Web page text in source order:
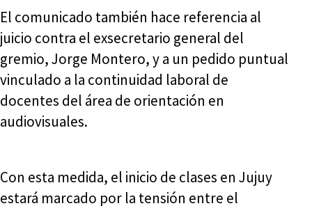
El comunicado también hace referencia al
juicio contra el exsecretario general del
gremio, Jorge Montero, y a un pedido puntual
vinculado a la continuidad laboral de
docentes del área de orientación en
audiovisuales.
Con esta medida, el inicio de clases en Jujuy
estará marcado por la tensión entre el